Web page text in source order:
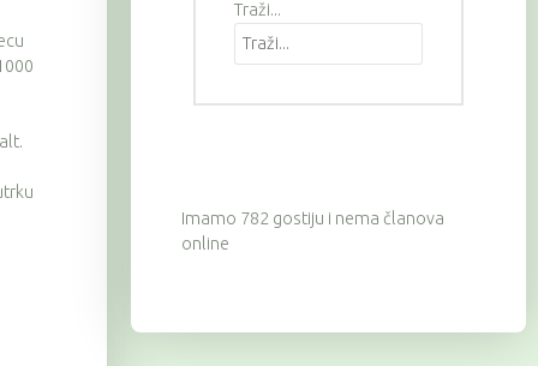
Traži...
Imamo 782 gostiju i nema članova
online